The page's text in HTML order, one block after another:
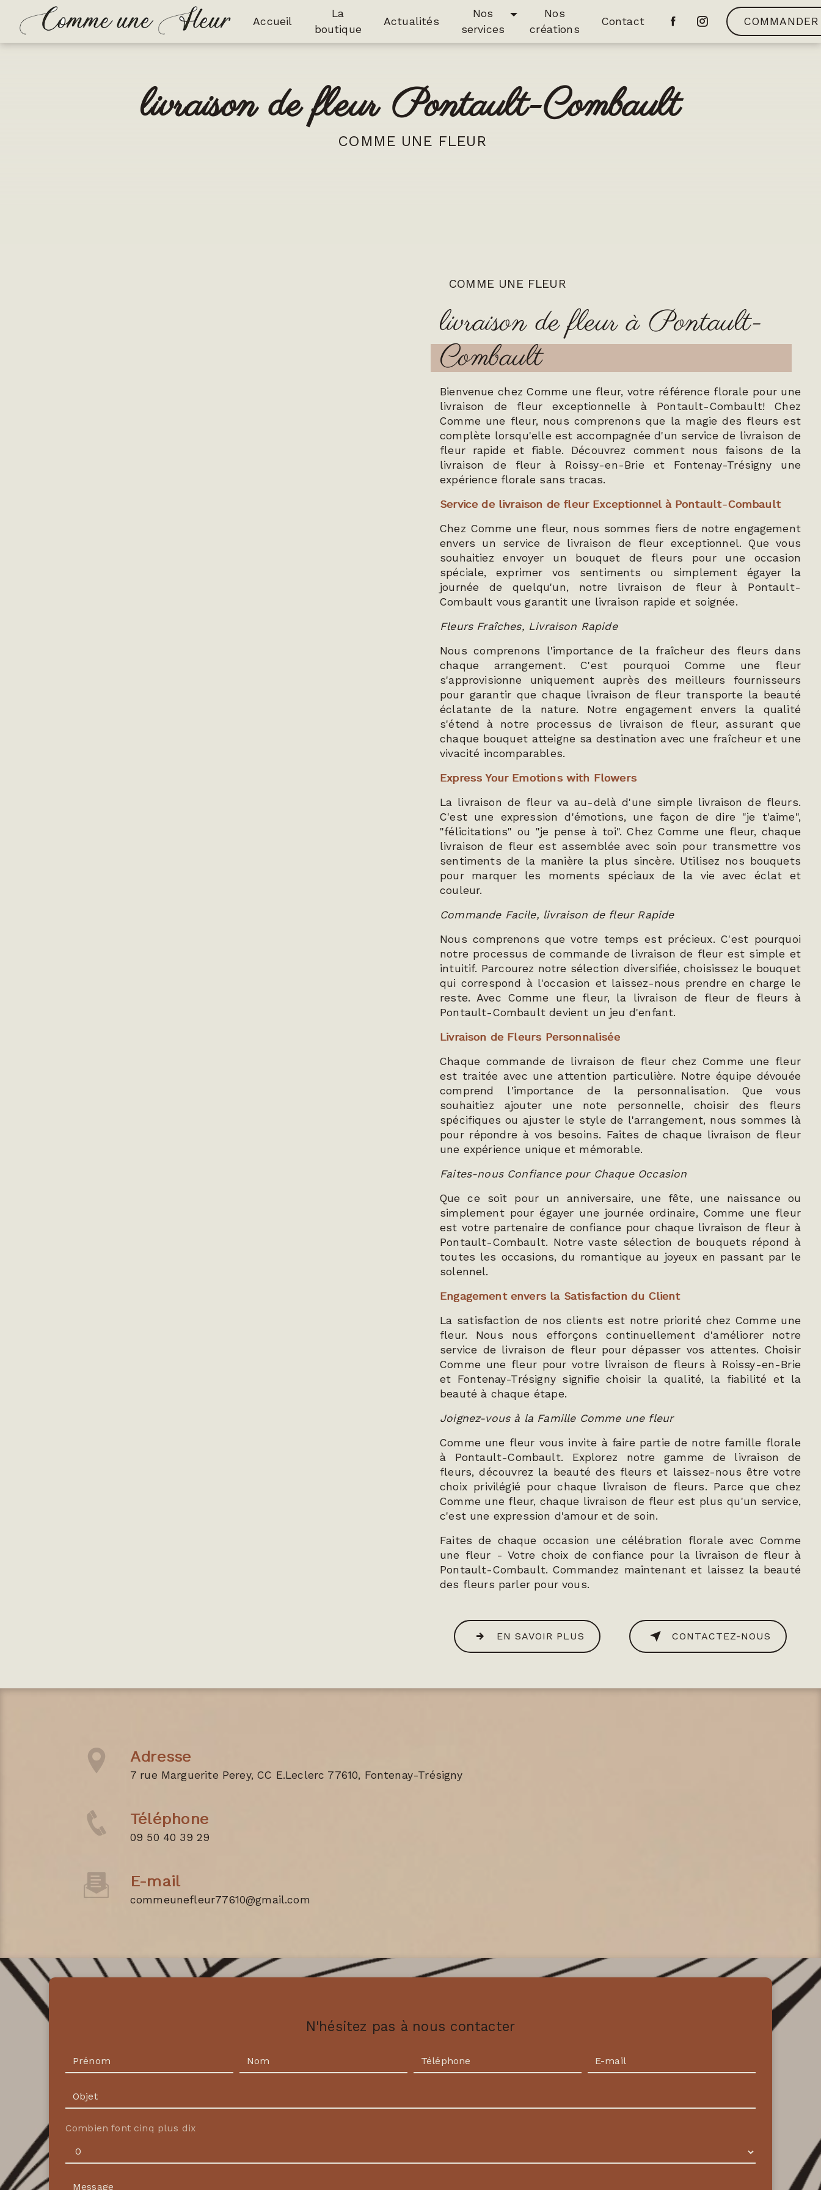
Accueil
La
boutique
Actualités
Nos
services
Nos
créations
Contact COMMANDER
livraison de fleur Pontault-Combault
COMME UNE FLEUR
COMME UNE FLEUR
livraison de fleur à Pontault-
Combault
Bienvenue chez Comme une fleur, votre référence florale pour une
livraison de fleur exceptionnelle à Pontault-Combault! Chez
Comme une fleur, nous comprenons que la magie des fleurs est
complète lorsqu'elle est accompagnée d'un service de livraison de
fleur rapide et fiable. Découvrez comment nous faisons de la
livraison de fleur à Roissy-en-Brie et Fontenay-Trésigny une
expérience florale sans tracas.
Service de livraison de fleur Exceptionnel à Pontault-Combault
Chez Comme une fleur, nous sommes fiers de notre engagement
envers un service de livraison de fleur exceptionnel. Que vous
souhaitiez envoyer un bouquet de fleurs pour une occasion
spéciale, exprimer vos sentiments ou simplement égayer la
journée de quelqu'un, notre livraison de fleur à Pontault-
Combault vous garantit une livraison rapide et soignée.
Fleurs Fraîches, Livraison Rapide
Nous comprenons l'importance de la fraîcheur des fleurs dans
chaque arrangement. C'est pourquoi Comme une fleur
s'approvisionne uniquement auprès des meilleurs fournisseurs
pour garantir que chaque livraison de fleur transporte la beauté
éclatante de la nature. Notre engagement envers la qualité
s'étend à notre processus de livraison de fleur, assurant que
chaque bouquet atteigne sa destination avec une fraîcheur et une
vivacité incomparables.
Express Your Emotions with Flowers
La livraison de fleur va au-delà d'une simple livraison de fleurs.
C'est une expression d'émotions, une façon de dire "je t'aime",
"félicitations" ou "je pense à toi". Chez Comme une fleur, chaque
livraison de fleur est assemblée avec soin pour transmettre vos
sentiments de la manière la plus sincère. Utilisez nos bouquets
pour marquer les moments spéciaux de la vie avec éclat et
couleur.
Commande Facile, livraison de fleur Rapide
Nous comprenons que votre temps est précieux. C'est pourquoi
notre processus de commande de livraison de fleur est simple et
intuitif. Parcourez notre sélection diversifiée, choisissez le bouquet
qui correspond à l'occasion et laissez-nous prendre en charge le
reste. Avec Comme une fleur, la livraison de fleur de fleurs à
Pontault-Combault devient un jeu d'enfant.
Livraison de Fleurs Personnalisée
Chaque commande de livraison de fleur chez Comme une fleur
est traitée avec une attention particulière. Notre équipe dévouée
comprend l'importance de la personnalisation. Que vous
souhaitiez ajouter une note personnelle, choisir des fleurs
spécifiques ou ajuster le style de l'arrangement, nous sommes là
pour répondre à vos besoins. Faites de chaque livraison de fleur
une expérience unique et mémorable.
Faites-nous Confiance pour Chaque Occasion
Que ce soit pour un anniversaire, une fête, une naissance ou
simplement pour égayer une journée ordinaire, Comme une fleur
est votre partenaire de confiance pour chaque livraison de fleur à
Pontault-Combault. Notre vaste sélection de bouquets répond à
toutes les occasions, du romantique au joyeux en passant par le
solennel.
Engagement envers la Satisfaction du Client
La satisfaction de nos clients est notre priorité chez Comme une
fleur. Nous nous efforçons continuellement d'améliorer notre
service de livraison de fleur pour dépasser vos attentes. Choisir
Comme une fleur pour votre livraison de fleurs à Roissy-en-Brie
et Fontenay-Trésigny signifie choisir la qualité, la fiabilité et la
beauté à chaque étape.
Joignez-vous à la Famille Comme une fleur
Comme une fleur vous invite à faire partie de notre famille florale
à Pontault-Combault. Explorez notre gamme de livraison de
fleurs, découvrez la beauté des fleurs et laissez-nous être votre
choix privilégié pour chaque livraison de fleurs. Parce que chez
Comme une fleur, chaque livraison de fleur est plus qu'un service,
c'est une expression d'amour et de soin.
Faites de chaque occasion une célébration florale avec Comme
une fleur - Votre choix de confiance pour la livraison de fleur à
Pontault-Combault. Commandez maintenant et laissez la beauté
des fleurs parler pour vous.
EN SAVOIR PLUS CONTACTEZ-NOUS
Adresse
7 rue Marguerite Perey, CC E.Leclerc 77610, Fontenay-Trésigny
Téléphone
09 50 40 39 29
E-mail
commeunefleur77610@gmail.com
N'hésitez pas à nous contacter
Combien font cinq plus dix
Panneau de gestion des cookies